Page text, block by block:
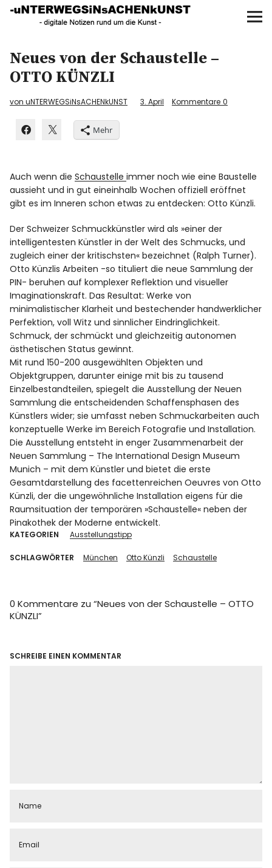
UNTERWEGS IN SACHEN
KUNST
AKTUELLE AUSSTELLUNGEN
UNSER BUCH
f I P
Neues von der Schaustelle –
OTTO KÜNZLI
von uNTERWEGSiNsACHENkUNST 3. April Kommentare 0
Mehr
Auch wenn dieSchaustelleimmer noch wie eine Baustelle
aussieht und in gut eineinhalb Wochen offiziell eröffnet
gibt es im Inneren schon etwas zu entdecken: Otto Künzli.
Der Schweizer Schmuckkünstler wird als »einer der
intelligentesten Künstler in der Welt des Schmucks, und
zugleich einer der kritischsten« bezeichnet (Ralph Turner).
Otto Künzlis Arbeiten -so tituliert die neue Sammlung der
PIN- beruhen auf komplexer Reflektion und visueller
Imaginationskraft. Das Resultat: Werke von
minimalistischer Klarheit und bestechender handwerklicher
Perfektion, voll Witz und sinnlicher Eindringlichkeit.
Schmuck, der schmückt und gleichzeitig autonomen
ästhetischen Status gewinnt.
Mit rund 150-200 ausgewählten Objekten und
Objektgruppen, darunter einige mit bis zu tausend
Einzelbestandteilen, spiegelt die Ausstellung der Neuen
Sammlung die entscheidenden Schaffensphasen des
Künstlers wider; sie umfasst neben Schmuckarbeiten auch
konzeptuelle Werke im Bereich Fotografie und Installation.
Die Ausstellung entsteht in enger Zusammenarbeit der
Neuen Sammlung – The International Design Museum
Munich – mit dem Künstler und bietet die erste
Gesamtdarstellung des facettenreichen Oeuvres von Otto
Künzli, der die ungewöhnliche Installation eigens für die
Raumsituation der temporären »Schaustelle« neben der
Pinakothek der Moderne entwickelt.
KATEGORIEN Ausstellungstipp
SCHLAGWÖRTER München Otto Künzli Schaustelle
0 Kommentare zu “Neues von der Schaustelle – OTTO
KÜNZLI”
SCHREIBE EINEN KOMMENTAR